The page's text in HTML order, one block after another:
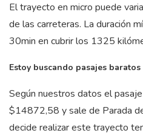
El trayecto en micro puede
de las carreteras. La duración
30min en cubrir los 1325
Estoy buscando pasajes
Según nuestros datos el
$14872,58 y sale de Parada
decide realizar este trayecto